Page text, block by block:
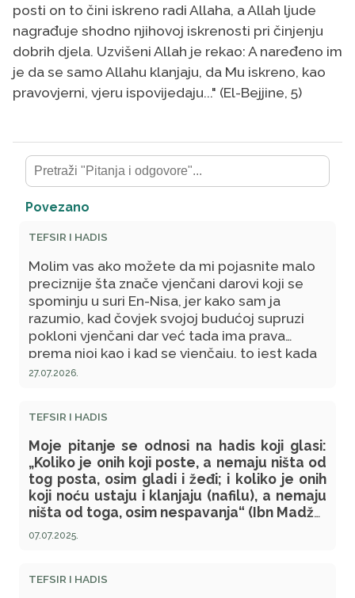
posti on to čini iskreno radi Allaha, a Allah ljude
nagrađuje shodno njihovoj iskrenosti pri činjenju
dobrih djela. Uzvišeni Allah je rekao: A naređeno im
je da se samo Allahu klanjaju, da Mu iskreno, kao
pravovjerni, vjeru ispovijedaju..." (El-Bejjine, 5)
Povezano
TEFSIR I HADIS
Molim vas ako možete da mi pojasnite malo
preciznije šta znače vjenčani darovi koji se
spominju u suri En-Nisa, jer kako sam ja
razumio, kad čovjek svojoj budućoj supruzi
pokloni vjenčani dar već tada ima prava
prema njoj kao i kad se vjenčaju, to jest kada
stupe u brak. Da li je to baš tako? Šta se time
se po našoj bosanskoj tradiciji većinom daje
prije braka kada se dvoje već odluče na brak
samo što još iz određenih uvjeta ne stupe u
njega?
27.07.2026.
TEFSIR I HADIS
Moje pitanje se odnosi na hadis koji glasi:
„Koliko je onih koji poste, a nemaju ništa od
tog posta, osim gladi i žeđi; i koliko je onih
koji noću ustaju i klanjaju (nafilu), a nemaju
ništa od toga, osim nespavanja“ (Ibn Madže,
1690). Naime, prvi dio hadisa se odnosi na
one koji ne čuvaju svoj post, čineći grijehe,
hadisa ne razumijem, jer, ipak, kada neko
07.07.2025.
TEFSIR I HADIS